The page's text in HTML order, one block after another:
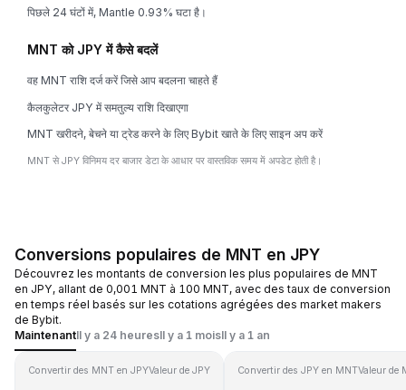
पिछले 24 घंटों में, Mantle 0.93% घटा है।
MNT को JPY में कैसे बदलें
वह MNT राशि दर्ज करें जिसे आप बदलना चाहते हैं
कैलकुलेटर JPY में समतुल्य राशि दिखाएगा
MNT खरीदने, बेचने या ट्रेड करने के लिए Bybit खाते के लिए साइन अप करें
MNT से JPY विनिमय दर बाजार डेटा के आधार पर वास्तविक समय में अपडेट होती है।
Conversions populaires de MNT en JPY
Découvrez les montants de conversion les plus populaires de MNT
en JPY, allant de 0,001 MNT à 100 MNT, avec des taux de conversion
en temps réel basés sur les cotations agrégées des market makers
de Bybit.
MaintenantIl y a 24 heuresIl y a 1 moisIl y a 1 an
Convertir des MNT en JPYValeur de JPY Convertir des JPY en MNTValeur de